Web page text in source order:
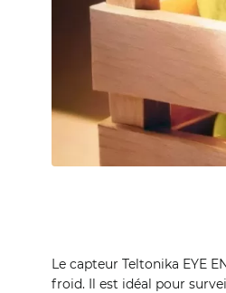
Le capteur Teltonika EYE
froid. Il est idéal pour